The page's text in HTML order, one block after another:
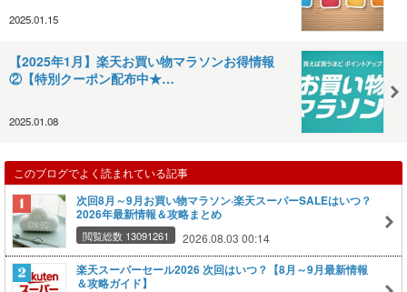
2025.01.15
【2025年1月】楽天お買い物マラソンお得情報
②【特別クーポン配布中★…
2025.01.08
このブログでよく読まれている記事
次回8月～9月お買い物マラソン·楽天スーパーSALEはいつ？
2026年最新情報＆攻略まとめ
閲覧総数 13091261 2026.08.03 00:14
楽天スーパーセール2026 次回はいつ？【8月～9月最新情報
＆攻略ガイド】